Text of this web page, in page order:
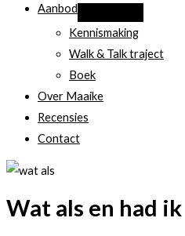
Aanbod
Kennismaking
Walk & Talk traject
Boek
Over Maaike
Recensies
Contact
Wat als en had